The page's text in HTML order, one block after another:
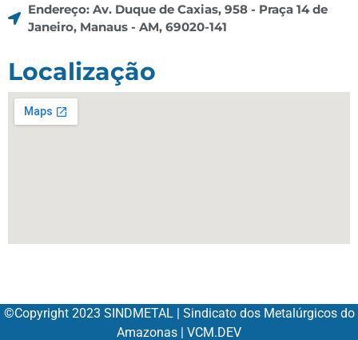
Endereço: Av. Duque de Caxias, 958 - Praça 14 de
Janeiro, Manaus - AM, 69020-141
Localização
©Copyright 2023 SINDMETAL | Sindicato dos Metalúrgicos do
Amazonas | VCM.DEV